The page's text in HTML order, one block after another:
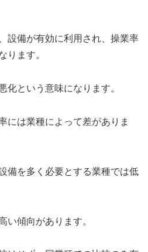
設備が有効に利用され、操業率
ります。
化という意味になります。
には業種によって差がありま
備を多く必要とする業種では低
い傾向があります。